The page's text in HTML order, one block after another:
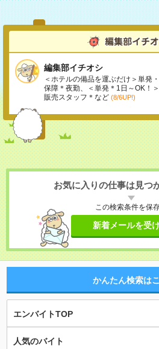
編集部イチオシ
＜ホテルの備品を運ぶだけ＞単発
保障＊夜勤、＜単発＊1日～OK！
販売スタッフ＊など (8/6UP!)
お気に入りの仕事は見つ
この検索条件を保
新着メールを受
かんたん検索は
エンバイトTOP
人気のバイト